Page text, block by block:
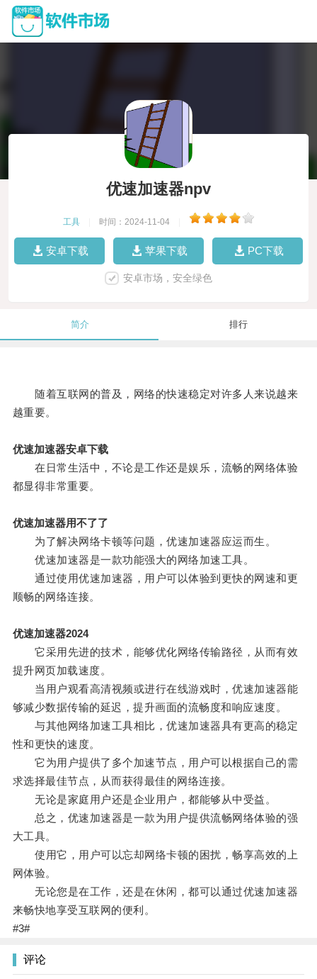
优速加速器npv
工具 时间：2024-11-04
安卓下载 苹果下载 PC下载
安卓市场，安全绿色
简介 排行
随着互联网的普及，网络的快速稳定对许多人来说越来
越重要。
优速加速器安卓下载
在日常生活中，不论是工作还是娱乐，流畅的网络体验
都显得非常重要。
优速加速器用不了了
为了解决网络卡顿等问题，优速加速器应运而生。
优速加速器是一款功能强大的网络加速工具。
通过使用优速加速器，用户可以体验到更快的网速和更
顺畅的网络连接。
优速加速器2024
它采用先进的技术，能够优化网络传输路径，从而有效
提升网页加载速度。
当用户观看高清视频或进行在线游戏时，优速加速器能
够减少数据传输的延迟，提升画面的流畅度和响应速度。
与其他网络加速工具相比，优速加速器具有更高的稳定
性和更快的速度。
它为用户提供了多个加速节点，用户可以根据自己的需
求选择最佳节点，从而获得最佳的网络连接。
无论是家庭用户还是企业用户，都能够从中受益。
总之，优速加速器是一款为用户提供流畅网络体验的强
大工具。
使用它，用户可以忘却网络卡顿的困扰，畅享高效的上
网体验。
无论您是在工作，还是在休闲，都可以通过优速加速器
来畅快地享受互联网的便利。
#3#
评论